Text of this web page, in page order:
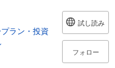
ラン・投資
試し読み
フォロー